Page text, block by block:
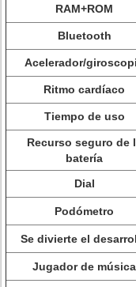
RAM+ROM
Bluetooth
Acelerador/
Ritmo cardíaco
Tiempo de uso
Recurso seguro de
batería
Dial
Podómetro
Se divierte el
Jugador de música